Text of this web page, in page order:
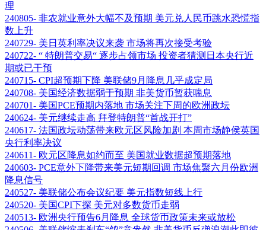
理
240805- 非农就业意外大幅不及预期 美元兑人民币跳水恐慌指
数上升
240729- 美日英利率决议来袭 市场将再次接受考验
240722- “ 特朗普交易“ 逐步占领市场 投资者猜测日本央行近
期或已干预
240715- CPI超预期下降 美联储9月降息几乎成定局
240708- 美国经济数据弱于预期 非美货币暂获喘息
240701- 美国PCE预期内落地 市场关注下周的欧洲政坛
240624- 美元继续走高 拜登特朗普“首战开打”
240617- 法国政坛动荡带来欧元区风险加剧 本周市场静侯英国
央行利率决议
240611- 欧元区降息如约而至 美国就业数据超预期落地
240603- PCE意外下降带来美元短期回调 市场焦聚六月份欧洲
降息信号
240527- 美联储公布会议纪要 美元指数短线上行
240520- 美国CPI下探 美元对多数货币走弱
240513- 欧洲央行预告6月降息 全球货币政策未来或放松